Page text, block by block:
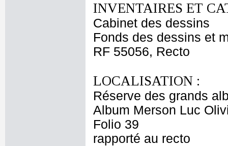
INVENTAIRES ET
Cabinet des dessins
Fonds des dessins et
RF 55056, Recto
LOCALISATION :
Réserve des grands
Album Merson Luc
Folio 39
rapporté au recto